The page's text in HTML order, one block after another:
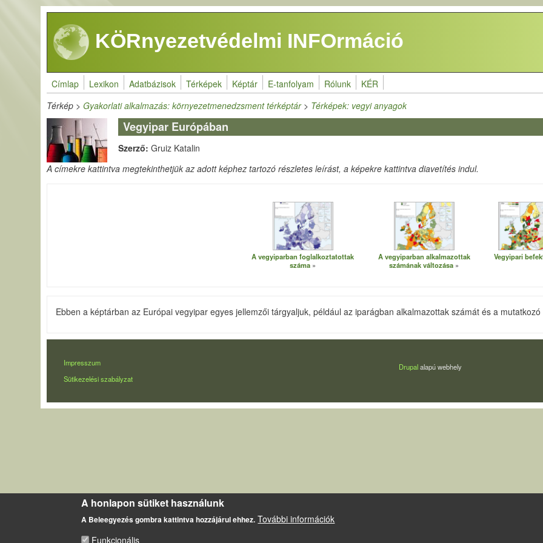
Ugrás a tartalomra
KÖRnyezetvédelmi INFOrmáció
Címlap Lexikon Adatbázisok Térképek Képtár E-tanfolyam Rólunk KÉR
Térkép >Gyakorlati alkalmazás: környezetmenedzsment térképtár> Térképek: vegyi anyagok
Vegyipar Európában
Szerző:Gruiz Katalin
A címekre kattintva megtekinthetjük az adott képhez tartozó részletes leírást, a képekre kattintva diavetítés indul.
A vegyiparban foglalkoztatottak
száma
A vegyiparban alkalmazottak
számának változása
Vegyipari
Ebben a képtárban az Európai vegyipar egyes jellemzői tárgyaljuk, például az iparágban alkalmazottak számát és a
LÁBLÉC
Impresszum
Sütikezelési szabályzat
Drupalalapú webhely
A honlapon sütiket használunk
A Beleegyezés gombra kattintva hozzájárul ehhez. További információk
Funkcionális